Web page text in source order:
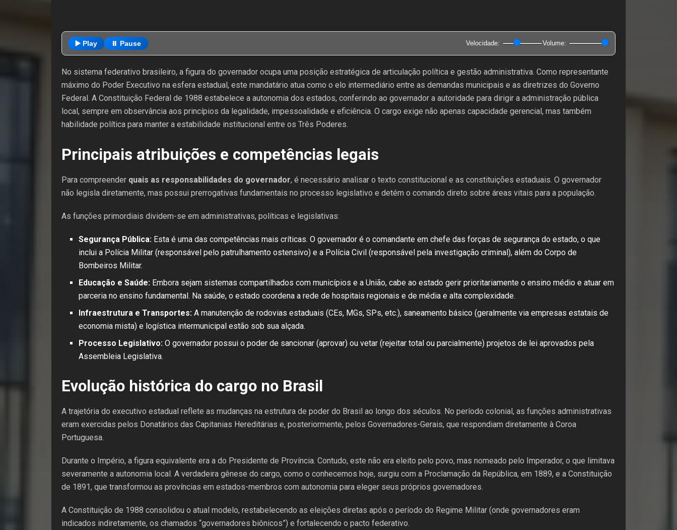
▶️ Play ⏸️ Pause Velocidade: Volume:
No sistema federativo brasileiro, a figura do governador ocupa uma posição estratégica de articulação política e gestão administrativa. Como representante
máximo do Poder Executivo na esfera estadual, este mandatário atua como o elo intermediário entre as demandas municipais e as diretrizes do Governo
Federal. A Constituição Federal de 1988 estabelece a autonomia dos estados, conferindo ao governador a autoridade para dirigir a administração pública
local, sempre em observância aos princípios da legalidade, impessoalidade e eficiência. O cargo exige não apenas capacidade gerencial, mas também
habilidade política para manter a estabilidade institucional entre os Três Poderes.
Principais atribuições e competências legais
Para compreender quais as responsabilidades do governador, é necessário analisar o texto constitucional e as constituições estaduais. O governador
não legisla diretamente, mas possui prerrogativas fundamentais no processo legislativo e detém o comando direto sobre áreas vitais para a população.
As funções primordiais dividem-se em administrativas, políticas e legislativas:
Segurança Pública: Esta é uma das competências mais críticas. O governador é o comandante em chefe das forças de segurança do estado, o que
inclui a Polícia Militar (responsável pelo patrulhamento ostensivo) e a Polícia Civil (responsável pela investigação criminal), além do Corpo de
Bombeiros Militar.
Educação e Saúde: Embora sejam sistemas compartilhados com municípios e a União, cabe ao estado gerir prioritariamente o ensino médio e atuar em
parceria no ensino fundamental. Na saúde, o estado coordena a rede de hospitais regionais e de média e alta complexidade.
Infraestrutura e Transportes: A manutenção de rodovias estaduais (CEs, MGs, SPs, etc.), saneamento básico (geralmente via empresas estatais de
economia mista) e logística intermunicipal estão sob sua alçada.
Processo Legislativo: O governador possui o poder de sancionar (aprovar) ou vetar (rejeitar total ou parcialmente) projetos de lei aprovados pela
Assembleia Legislativa.
Evolução histórica do cargo no Brasil
A trajetória do executivo estadual reflete as mudanças na estrutura de poder do Brasil ao longo dos séculos. No período colonial, as funções administrativas
eram exercidas pelos Donatários das Capitanias Hereditárias e, posteriormente, pelos Governadores-Gerais, que respondiam diretamente à Coroa
Portuguesa.
Durante o Império, a figura equivalente era a do Presidente de Província. Contudo, este não era eleito pelo povo, mas nomeado pelo Imperador, o que limitava
severamente a autonomia local. A verdadeira gênese do cargo, como o conhecemos hoje, surgiu com a Proclamação da República, em 1889, e a Constituição
de 1891, que transformou as províncias em estados-membros com autonomia para eleger seus próprios governadores.
A Constituição de 1988 consolidou o atual modelo, restabelecendo as eleições diretas após o período do Regime Militar (onde governadores eram
indicados indiretamente, os chamados “governadores biônicos”) e fortalecendo o pacto federativo.